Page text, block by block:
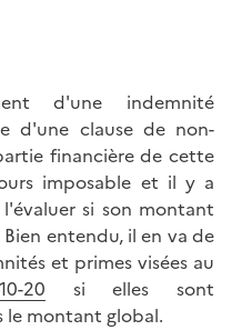
d'une indemnité
d'une clause de non-
financière de cette
imposable et il y a
si son montant
entendu, il en va de
et primes visées au
20 si elles sont
le montant global.